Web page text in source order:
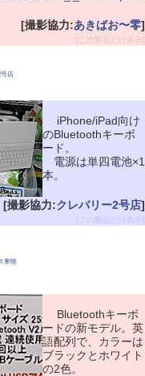
[撮影協力:あきばお〜零]
[この製品だけ表示]
号店
iPhone/iPad向け
のBluetoothキーボ
ード。
電源は単四電池×1
本。
[撮影協力:クレバリー2号店]
[この製品だけ表示]
東映
Bluetoothキーボ
ードの新モデル。英
語配列で、カラーは
ブラックとホワイト
の2色。